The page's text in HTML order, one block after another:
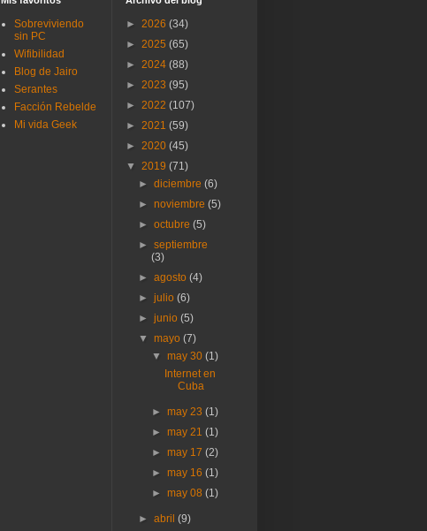
Sobreviviendo
sin PC
Wifibilidad
Blog de Jairo
Serantes
Facción Rebelde
Mi vida Geek
► 2026 (34)
► 2025 (65)
► 2024 (88)
► 2023 (95)
► 2022 (107)
► 2021 (59)
► 2020 (45)
▼ 2019 (71)
►diciembre(6)
►noviembre(5)
►octubre(5)
►septiembre
(3)
►agosto(4)
►julio(6)
►junio(5)
▼mayo(7)
▼ may 30 (1)
Internet en
Cuba
► may 23 (1)
► may 21 (1)
► may 17 (2)
► may 16 (1)
► may 08 (1)
►abril(9)